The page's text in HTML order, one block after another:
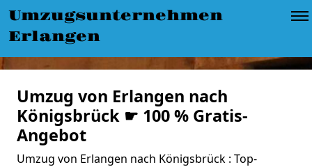
Umzugsunternehmen
Erlangen
Umzug von Erlangen nach
Königsbrück ☛ 100 % Gratis-
Angebot
Umzug von Erlangen nach Königsbrück : Top-